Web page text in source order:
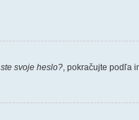
svoje heslo?, pokračujte podľa